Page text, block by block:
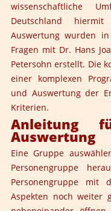
wissenschaftliche
Deutschland
Auswertung wurden
Fragen mit Dr. Hans
Petersohn erstellt. Die
einer komplexen
und Auswertung der
Kriterien.
Anleitung
Auswertung
Eine Gruppe
Personengruppe
Personengruppe mit
Aspekten noch weiter